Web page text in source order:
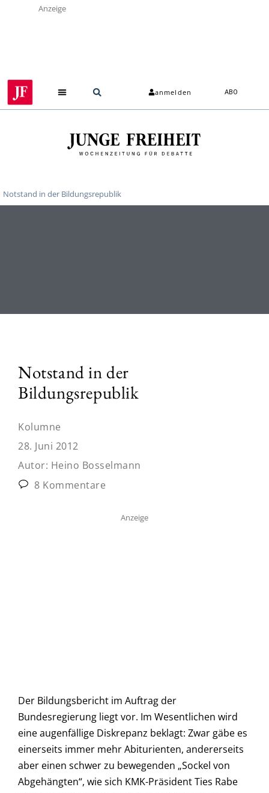
Anzeige
anmelden ABO
Notstand in der Bildungsrepublik
Notstand in der
Bildungsrepublik
Kolumne
28. Juni 2012
Autor: Heino Bosselmann
8 Kommentare
Anzeige
Der Bildungsbericht im Auftrag der
Bundesregierung liegt vor. Im Wesentlichen wird
eine augenfällige Diskrepanz beklagt: Zwar gäbe es
einerseits immer mehr Abiturienten, andererseits
aber einen schwer zu bewegenden „Sockel von
Abgehängten“, wie sich KMK-Präsident Ties Rabe